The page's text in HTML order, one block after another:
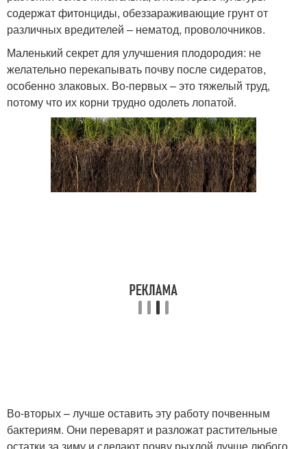
содержат фитонциды, обеззараживающие грунт от
различных вредителей – нематод, проволочников.
Маленький секрет для улучшения плодородия: не
желательно перекапывать почву после сидератов,
особенно злаковых. Во-первых – это тяжелый труд,
потому что их корни трудно одолеть лопатой.
Во-вторых – лучше оставить эту работу почвенным
бактериям. Они переварят и разложат растительные
остатки за зиму и сделают почву рыхлой лучше любого